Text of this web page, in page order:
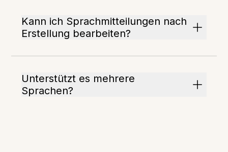
Kann ich Sprachmitteilungen nach
Erstellung bearbeiten?
Unterstützt es mehrere
Sprachen?